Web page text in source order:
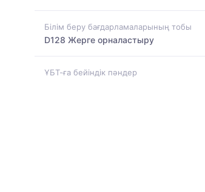
Білім беру бағдарламаларының тобы
D128 Жерге орналастыру
ҰБТ-ға бейіндік пәндер